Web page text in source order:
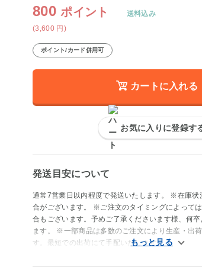
800ポイント
(3,600 円 )
送料込み
ポイント/カード併用可
カートに入れる
お気に入りに登録す
発送目安について
通常7営業日以内程度で発送いたします。 ※在庫状
合がございます。 ※ご注文のタイミングによって
合もございます。予めご了承くださいます様、何
ます。 ※一部商品は多数のご注文により生産・出
す。最短での出荷にて手配いたします。